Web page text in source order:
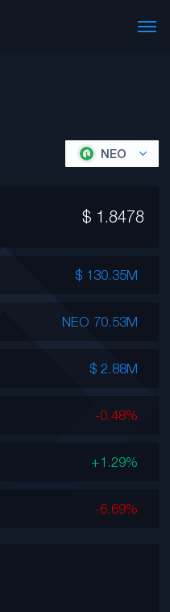
NEO
$ 1.8478
$ 130.35M
NEO 70.53M
$ 2.88M
-0.48%
+1.29%
-6.69%